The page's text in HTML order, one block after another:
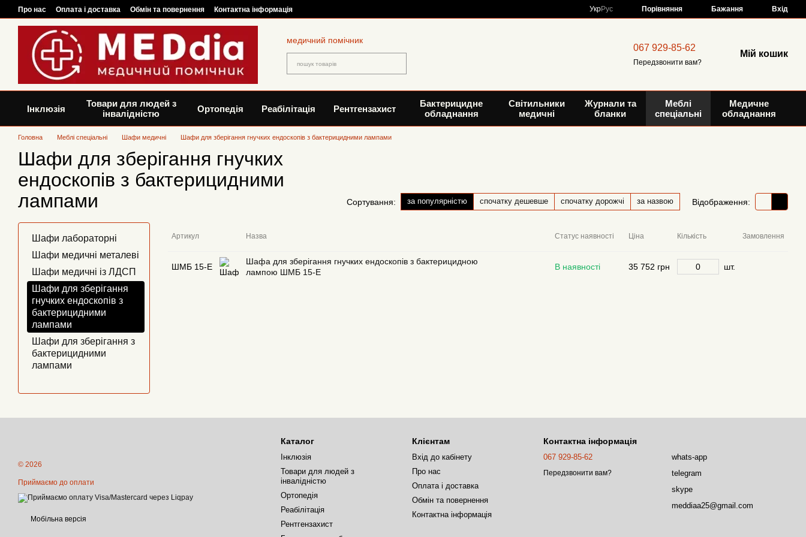
Перейти до основного контенту
Про нас Оплата і доставка Обмін та повернення Контактна інформація УкрРус Порівняння Бажання Вхід
медичний помічник
067 929-85-62
Передзвонити вам?
Мій кошик
Інклюзія
Товари для людей з
інвалідністю
Ортопедія Реабілітація Рентгензахист
Бактерицидне
обладнання
Світильники
медичні
Журнали та
бланки
Меблі
спеціальні
Медичне
обладнання
Головна Меблі спеціальні Шафи медичні Шафи для зберігання гнучких ендоскопів з бактерицидними лампами
Шафи для зберігання гнучких
ендоскопів з бактерицидними
лампами
Сортування: за популярністю спочатку дешевше спочатку дорожчі за назвою Відображення:
Артикул Назва Статус наявності Ціна Кількість Замовлення
ШМБ 15-Е
Шафа для зберігання гнучких ендоскопів з бактерицидною
лампою ШМБ 15-Е
В наявності 35 752 грн шт.
Шафи лабораторні
Шафи медичні металеві
Шафи медичні із ЛДСП
Шафи для зберігання
гнучких ендоскопів з
бактерицидними
лампами
Шафи для зберігання з
бактерицидними
лампами
© 2026
Приймаємо до оплати
Мобільна версія
Каталог
Інклюзія
Товари для людей з
інвалідністю
Ортопедія
Реабілітація
Рентгензахист
Клієнтам
Вхід до кабінету
Про нас
Оплата і доставка
Обмін та повернення
Контактна інформація
Контактна інформація
067 929-85-62
Передзвонити вам?
whats-app
telegram
skype
meddiaa25@gmail.com